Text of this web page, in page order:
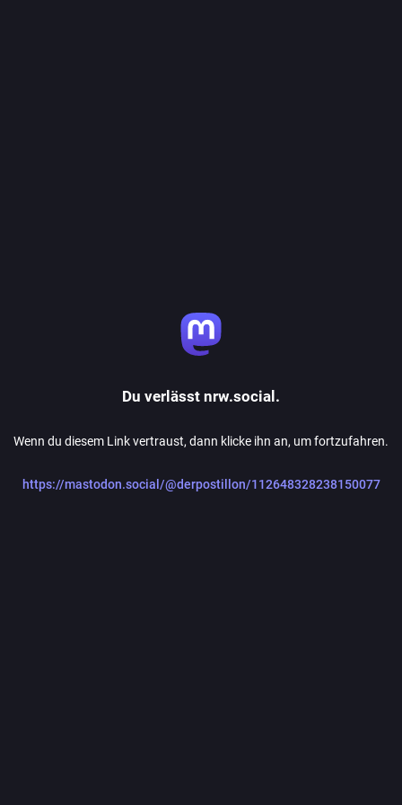
Du verlässt nrw.social.
Wenn du diesem Link vertraust, dann klicke ihn an, um fortzufahren.
https://mastodon.social/@derpostillon/112648328238150077